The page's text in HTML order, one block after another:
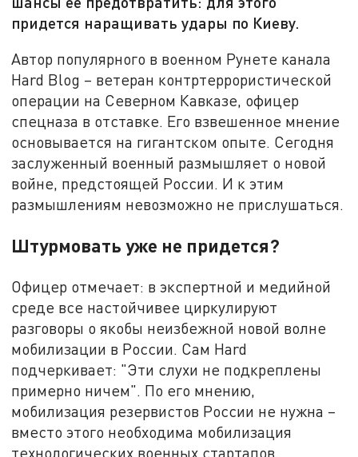
придется наращивать удары по Киеву.
Автор популярного в военном Рунете канала
Hard Blog – ветеран контртеррористической
операции на Северном Кавказе, офицер
спецназа в отставке. Его взвешенное мнение
основывается на гигантском опыте. Сегодня
заслуженный военный размышляет о новой
войне, предстоящей России. И к этим
размышлениям невозможно не прислушаться.
Штурмовать уже не придется?
Офицер отмечает: в экспертной и медийной
среде все настойчивее циркулируют
разговоры о якобы неизбежной новой волне
мобилизации в России. Сам Hard
подчеркивает: "Эти слухи не подкреплены
примерно ничем". По его мнению,
мобилизация резервистов России не нужна –
вместо этого необходима мобилизация
технологических военных стартапов.